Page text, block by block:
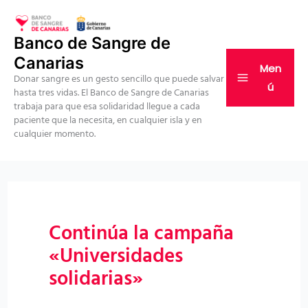
contenido
Banco de Sangre de
Canarias
Donar sangre es un gesto sencillo que puede salvar
hasta tres vidas. El Banco de Sangre de Canarias
trabaja para que esa solidaridad llegue a cada
paciente que la necesita, en cualquier isla y en
cualquier momento.
Men
ú
Continúa la campaña
«Universidades
solidarias»